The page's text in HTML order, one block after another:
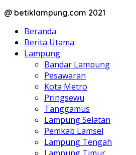
@ betiklampung.com 2021
Beranda
Berita Utama
Lampung
Bandar Lampung
Pesawaran
Kota Metro
Pringsewu
Tanggamus
Lampung Selatan
Pemkab Lamsel
Lampung Tengah